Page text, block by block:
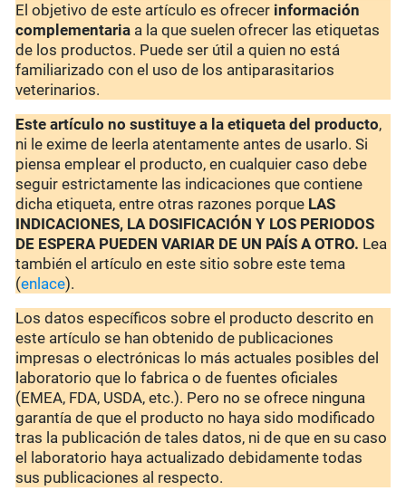
El objetivo de este artículo es ofrecer información
complementaria a la que suelen ofrecer las etiquetas
de los productos. Puede ser útil a quien no está
familiarizado con el uso de los antiparasitarios
veterinarios.
Este artículo no sustituye a la etiqueta del producto,
ni le exime de leerla atentamente antes de usarlo. Si
piensa emplear el producto, en cualquier caso debe
seguir estrictamente las indicaciones que contiene
dicha etiqueta, entre otras razones porque LAS
INDICACIONES, LA DOSIFICACIÓN Y LOS PERIODOS
DE ESPERA PUEDEN VARIAR DE UN PAÍS A OTRO. Lea
también el artículo en este sitio sobre este tema
(enlace).
Los datos específicos sobre el producto descrito en
este artículo se han obtenido de publicaciones
impresas o electrónicas lo más actuales posibles del
laboratorio que lo fabrica o de fuentes oficiales
(EMEA, FDA, USDA, etc.). Pero no se ofrece ninguna
garantía de que el producto no haya sido modificado
tras la publicación de tales datos, ni de que en su caso
el laboratorio haya actualizado debidamente todas
sus publicaciones al respecto.